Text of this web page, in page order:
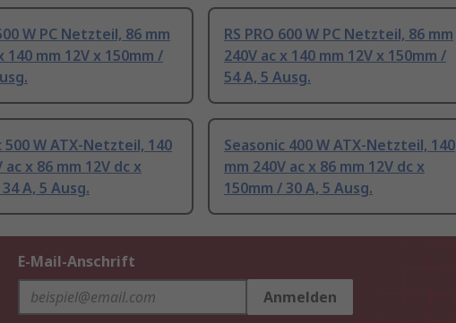
W PC Netzteil, 86 mm
140 mm 12V x 150mm /
RS PRO 600 W PC Netzteil, 86 mm
240V ac x 140 mm 12V x 150mm /
54 A, 5 Ausg.
500 W ATX-Netzteil, 140
ac x 86 mm 12V dc x
A, 5 Ausg.
Seasonic 400 W ATX-Netzteil, 140
mm 240V ac x 86 mm 12V dc x
150mm / 30 A, 5 Ausg.
E-Mail-Anschrift
Anmelden